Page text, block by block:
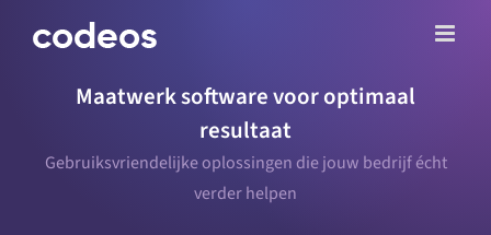
Maatwerk software voor optimaal
resultaat
Gebruiksvriendelijke oplossingen die jouw bedrijf écht
verder helpen